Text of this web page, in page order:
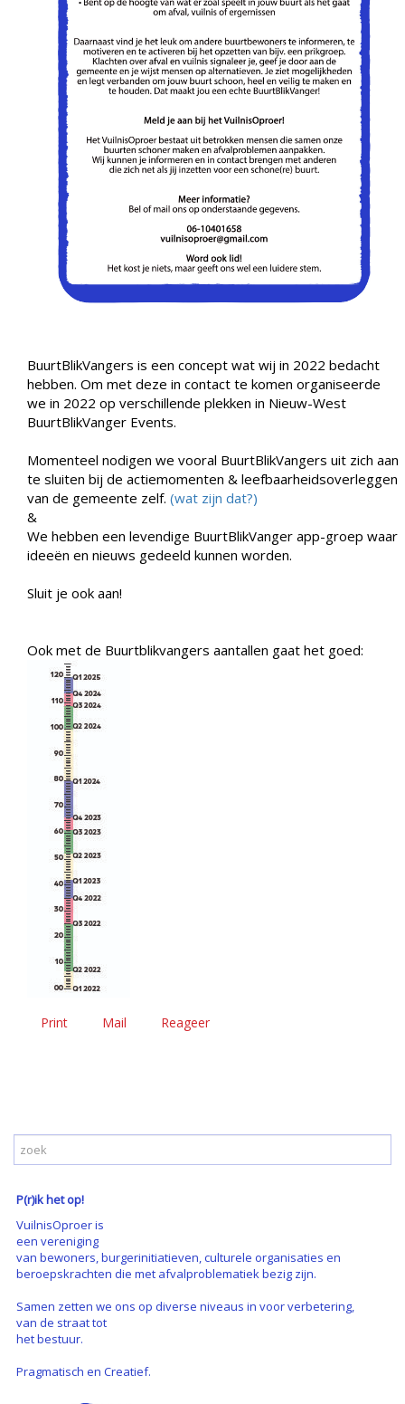
BuurtBlikVangers is een concept wat wij in 2022 bedacht
hebben. Om met deze in contact te komen organiseerde
we in 2022 op verschillende plekken in Nieuw-West
BuurtBlikVanger Events.
Momenteel nodigen we vooral BuurtBlikVangers uit zich aan
te sluiten bij de actiemomenten & leefbaarheidsoverleggen
van de gemeente zelf. (wat zijn dat?)
&
We hebben een levendige BuurtBlikVanger app-groep waar
ideeën en nieuws gedeeld kunnen worden.
Sluit je ook aan!
Ook met de Buurtblikvangers aantallen gaat het goed:
Print Mail Reageer
P(r)ik het op!
VuilnisOproer is
een vereniging
van bewoners, burgerinitiatieven, culturele organisaties en
beroepskrachten die met afvalproblematiek bezig zijn.
Samen zetten we ons op diverse niveaus in voor verbetering,
van de straat tot
het bestuur.
Pragmatisch en Creatief.